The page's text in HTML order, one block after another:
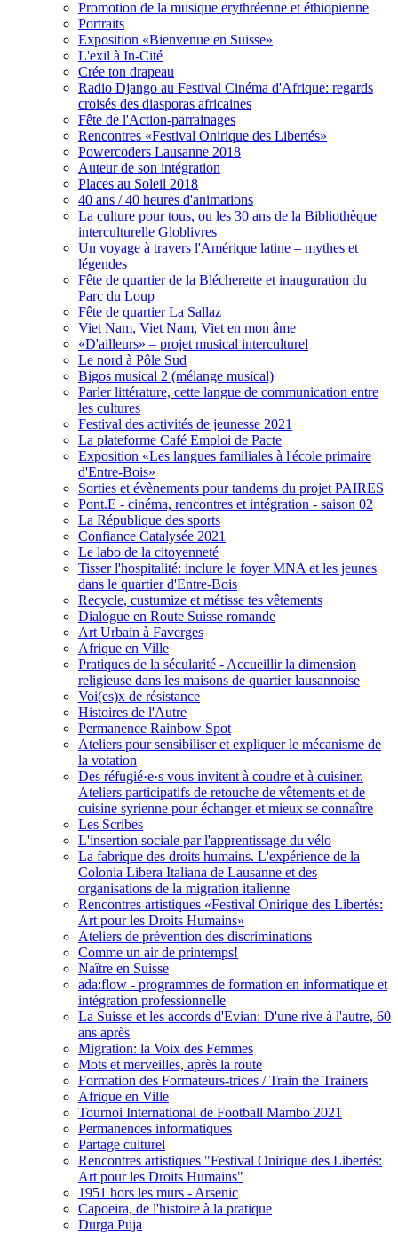
Promotion de la musique erythréenne et éthiopienne
Portraits
Exposition «Bienvenue en Suisse»
L'exil à In-Cité
Crée ton drapeau
Radio Django au Festival Cinéma d'Afrique: regards
croisés des diasporas africaines
Fête de l'Action-parrainages
Rencontres «Festival Onirique des Libertés»
Powercoders Lausanne 2018
Auteur de son intégration
Places au Soleil 2018
40 ans / 40 heures d'animations
La culture pour tous, ou les 30 ans de la Bibliothèque
interculturelle Globlivres
Un voyage à travers l'Amérique latine – mythes et
légendes
Fête de quartier de la Blécherette et inauguration du
Parc du Loup
Fête de quartier La Sallaz
Viet Nam, Viet Nam, Viet en mon âme
«D'ailleurs» – projet musical interculturel
Le nord à Pôle Sud
Bigos musical 2 (mélange musical)
Parler littérature, cette langue de communication entre
les cultures
Festival des activités de jeunesse 2021
La plateforme Café Emploi de Pacte
Exposition «Les langues familiales à l'école primaire
d'Entre-Bois»
Sorties et évènements pour tandems du projet PAIRES
Pont.E - cinéma, rencontres et intégration - saison 02
La République des sports
Confiance Catalysée 2021
Le labo de la citoyenneté
Tisser l'hospitalité: inclure le foyer MNA et les jeunes
dans le quartier d'Entre-Bois
Recycle, custumize et métisse tes vêtements
Dialogue en Route Suisse romande
Art Urbain à Faverges
Afrique en Ville
Pratiques de la sécularité - Accueillir la dimension
religieuse dans les maisons de quartier lausannoise
Voi(es)x de résistance
Histoires de l'Autre
Permanence Rainbow Spot
Ateliers pour sensibiliser et expliquer le mécanisme de
la votation
Des réfugié·e·s vous invitent à coudre et à cuisiner.
Ateliers participatifs de retouche de vêtements et de
cuisine syrienne pour échanger et mieux se connaître
Les Scribes
L'insertion sociale par l'apprentissage du vélo
La fabrique des droits humains. L'expérience de la
Colonia Libera Italiana de Lausanne et des
organisations de la migration italienne
Rencontres artistiques «Festival Onirique des Libertés:
Art pour les Droits Humains»
Ateliers de prévention des discriminations
Comme un air de printemps!
Naître en Suisse
ada:flow - programmes de formation en informatique et
intégration professionnelle
La Suisse et les accords d'Evian: D'une rive à l'autre, 60
ans après
Migration: la Voix des Femmes
Mots et merveilles, après la route
Formation des Formateurs-trices / Train the Trainers
Afrique en Ville
Tournoi International de Football Mambo 2021
Permanences informatiques
Partage culturel
Rencontres artistiques "Festival Onirique des Libertés:
Art pour les Droits Humains"
1951 hors les murs - Arsenic
Capoeira, de l'histoire à la pratique
Durga Puja